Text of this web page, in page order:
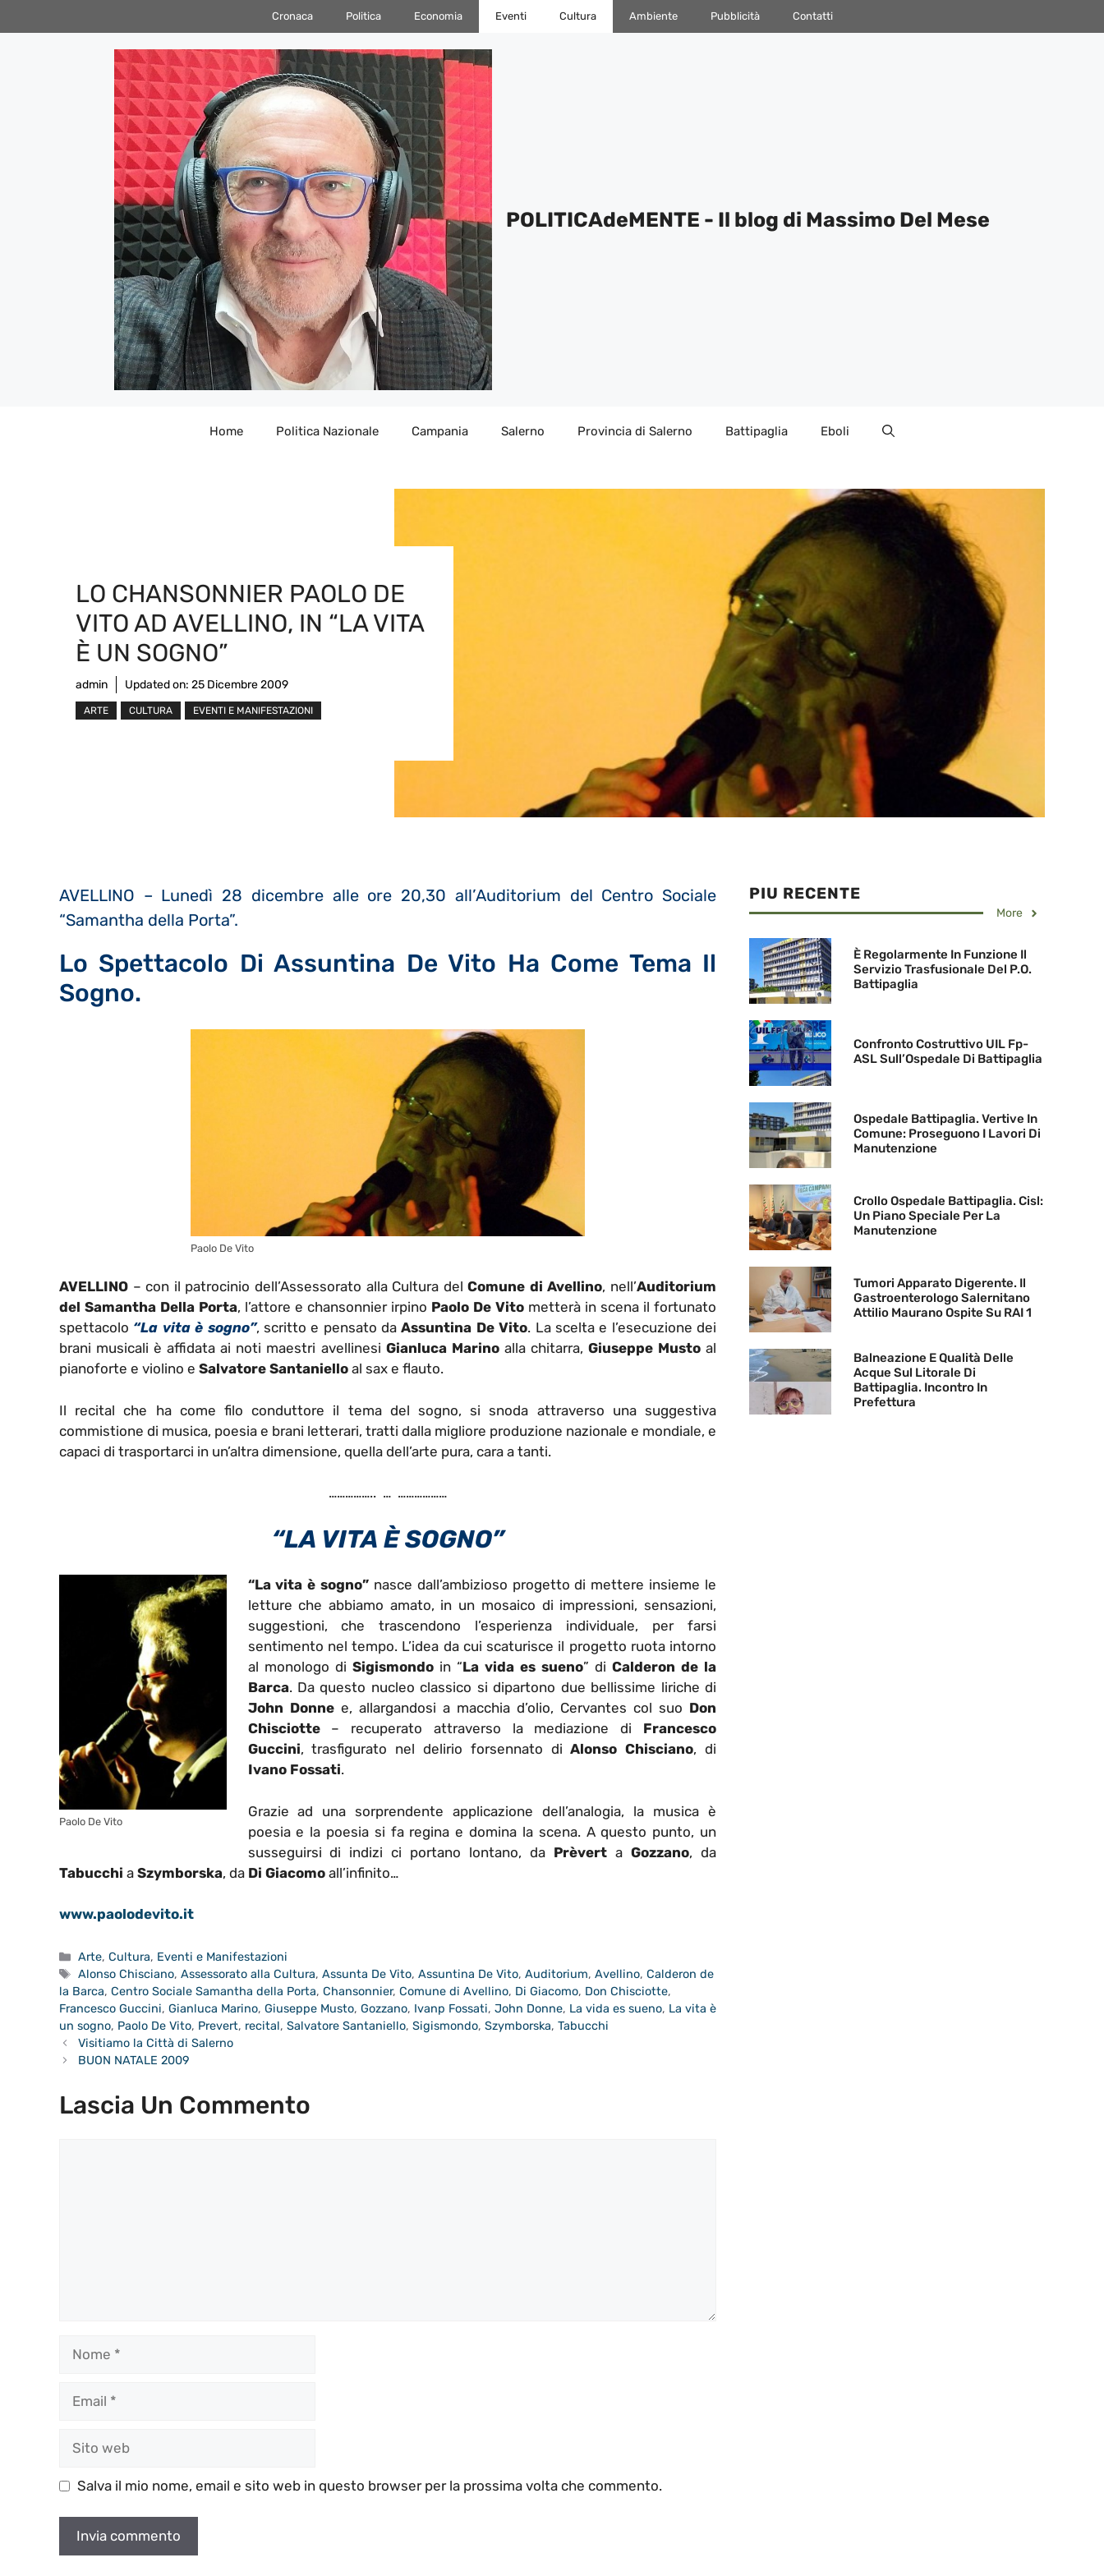
al
Cronaca Politica Economia Eventi Cultura Ambiente Pubblicità Contatti
POLITICAdeMENTE - Il blog di Massimo Del Mese
Home Politica Nazionale Campania Salerno Provincia di Salerno Battipaglia Eboli
LO CHANSONNIER PAOLO DE
VITO AD AVELLINO, IN “LA VITA
È UN SOGNO”
admin Updated on: 25 Dicembre 2009
ARTE CULTURA EVENTI E MANIFESTAZIONI
AVELLINO – Lunedì 28 dicembre alle ore 20,30 all’Auditorium del Centro Sociale
“Samantha della Porta”.
Lo Spettacolo Di Assuntina De Vito Ha Come Tema Il
Sogno.
Paolo De Vito
AVELLINO – con il patrocinio dell’Assessorato alla Cultura delComune di Avellino, nell’Auditorium
del Samantha Della Porta, l’attore e chansonnier irpino Paolo De Vito metterà in scena il fortunato
spettacolo “La vita è sogno”, scritto e pensato daAssuntina De Vito. La scelta e l’esecuzione dei
brani musicali è affidata ai noti maestri avellinesi Gianluca Marinoalla chitarra, Giuseppe Mustoal
pianoforte e violino e Salvatore Santaniello al sax e flauto.
Il recital che ha come filo conduttore il tema del sogno, si snoda attraverso una suggestiva
commistione di musica, poesia e brani letterari, tratti dalla migliore produzione nazionale e mondiale, e
capaci di trasportarci in un’altra dimensione, quella dell’arte pura, cara a tanti.
…………….. … ………………
“LA VITA È SOGNO”
Paolo De Vito
“La vita è sogno” nasce dall’ambizioso progetto di mettere insieme le
letture che abbiamo amato, in un mosaico di impressioni, sensazioni,
suggestioni, che trascendono l’esperienza individuale, per farsi
sentimento nel tempo. L’idea da cui scaturisce il progetto ruota intorno
al monologo di Sigismondoin “La vida es sueno” di Calderon de la
Barca. Da questo nucleo classico si dipartono due bellissime liriche di
John Donne e, allargandosi a macchia d’olio, Cervantes col suo Don
Chisciotte – recuperato attraverso la mediazione di Francesco
Guccini, trasfigurato nel delirio forsennato diAlonso Chisciano, di
Ivano Fossati.
Grazie ad una sorprendente applicazione dell’analogia, la musica è
poesia e la poesia si fa regina e domina la scena. A questo punto, un
susseguirsi di indizi ci portano lontano, da PrèvertaGozzano, da
Tabucchi a Szymborska, da Di Giacomo all’infinito…
www.paolodevito.it
Categorie
Arte,Cultura, Eventi e Manifestazioni
Tag
Alonso Chisciano,Assessorato alla Cultura,Assunta De Vito,Assuntina De Vito,Auditorium,Avellino,Calderon de
la Barca, Centro Sociale Samantha della Porta, Chansonnier, Comune di Avellino, Di Giacomo, Don Chisciotte,
Francesco Guccini, Gianluca Marino, Giuseppe Musto, Gozzano, Ivanp Fossati, John Donne, La vida es sueno, La vita è
un sogno, Paolo De Vito, Prevert, recital, Salvatore Santaniello, Sigismondo, Szymborska, Tabucchi
Visitiamo la Città di Salerno
BUON NATALE 2009
Lascia Un Commento
web
Salva il mio nome, email e sito web in questo browser per la prossima volta che commento.
PIU RECENTE
More
È Regolarmente In Funzione Il
Servizio Trasfusionale Del P.O.
Battipaglia
Confronto Costruttivo UIL Fp-
ASL Sull’Ospedale Di Battipaglia
Ospedale Battipaglia. Vertive In
Comune: Proseguono I Lavori Di
Manutenzione
Crollo Ospedale Battipaglia. Cisl:
Un Piano Speciale Per La
Manutenzione
Tumori Apparato Digerente. Il
Gastroenterologo Salernitano
Attilio Maurano Ospite Su RAI 1
Balneazione E Qualità Delle
Acque Sul Litorale Di
Battipaglia. Incontro In
Prefettura